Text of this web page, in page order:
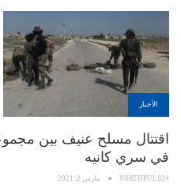
الأخبار
اقتتال مسلح عنيف بين
في سري كانيه
N0RTHPULS24 مارس 2, 2021